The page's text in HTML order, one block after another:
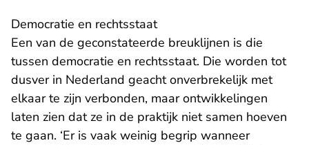
Democratie en rechtsstaat
Een van de geconstateerde breuklijnen is die
tussen democratie en rechtsstaat. Die worden tot
dusver in Nederland geacht onverbrekelijk met
elkaar te zijn verbonden, maar ontwikkelingen
laten zien dat ze in de praktijk niet samen hoeven
te gaan. ‘Er is vaak weinig begrip wanneer